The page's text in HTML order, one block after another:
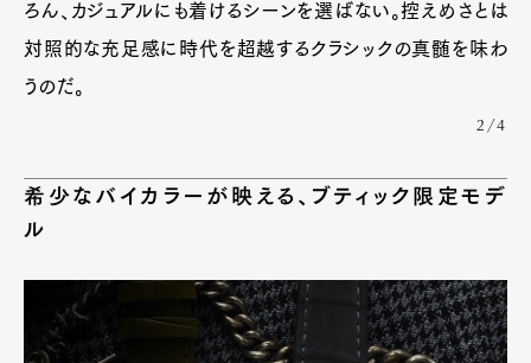
ろん、カジュアルにも着けるシーンを選ばない。控えめさとは
対照的な充足感に時代を超越するクラシックの真髄を味わ
うのだ。
2/4
希少なバイカラーが映える、ブティック限定モデ
ル